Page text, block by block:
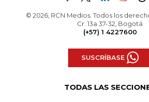
© 2026, RCN Medios. Todos los
Cr. 13a 37-32, Bogotá
(+57) 1 4227600
SUSCRÍBASE
TODAS LAS